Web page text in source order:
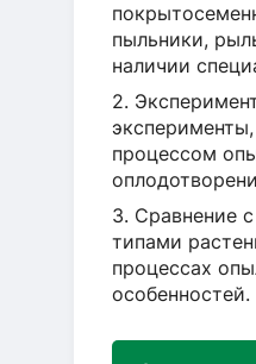
пыльники,
наличии
2.
процессом
3. Сравнение
типами
процессах
особенностей.